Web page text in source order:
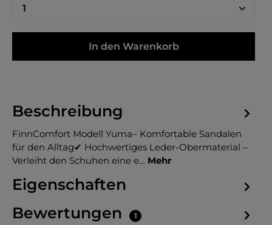
In den Warenkorb
Beschreibung
FinnComfort Modell Yuma– Komfortable Sandalen
für den Alltag✔ Hochwertiges Leder-Obermaterial –
Verleiht den Schuhen eine e… Mehr
Eigenschaften
Bewertungen
1